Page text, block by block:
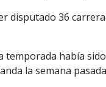
disputado 36
temporada había
la semana